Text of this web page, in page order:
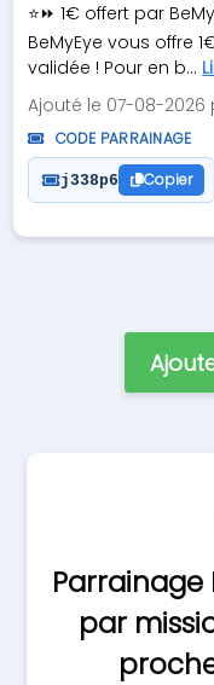
⭐⏩ 1€ offert par
BeMyEye vous offre
validée ! Pour en b...
Ajouté le 07-08-2026
CODE PARRAINAGE
j338p6 Copier
Parrainage
par